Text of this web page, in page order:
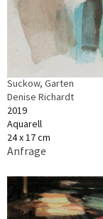
Suckow, Garten
Denise Richardt
2019
Aquarell
24 x 17 cm
Anfrage